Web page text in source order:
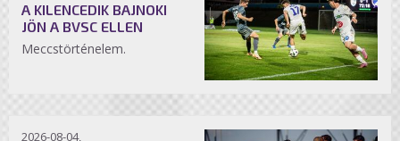
A KILENCEDIK BAJNOKI
JÖN A BVSC ELLEN
Meccstörténelem.
2026-08-04,